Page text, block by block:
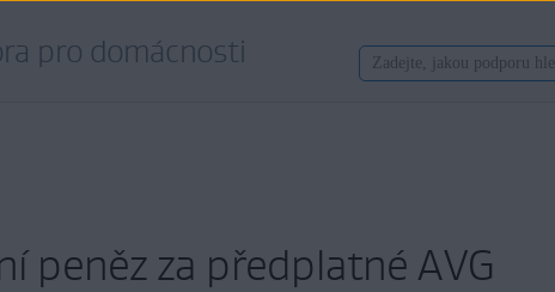
pro domácnosti
peněz za předplatné AVG